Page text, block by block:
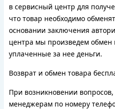
в сервисный центр для
что товар необходимо
основании заключения
центра мы произведем обмен
уплаченные за нее деньги.
Возврат и обмен товара
При возникновении
менеджерам по номеру